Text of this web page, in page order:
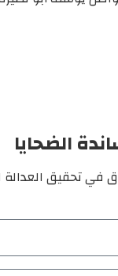
الضحايا
في تحقيق